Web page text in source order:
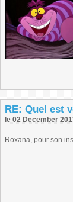
RE: Quel est
le 02 December
Roxana, pour son